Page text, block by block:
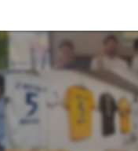
ポーツ